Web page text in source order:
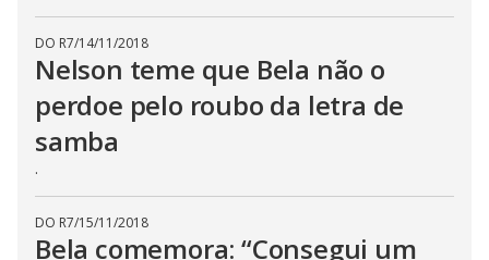
DO R7/14/11/2018
Nelson teme que Bela não o
perdoe pelo roubo da letra de
samba
.
DO R7/15/11/2018
Bela comemora: “Consegui um